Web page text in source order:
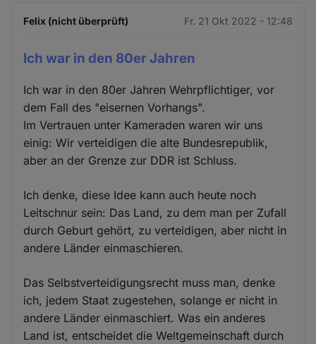
Felix (nicht überprüft) Fr. 21 Okt 2022 - 12:48
Ich war in den 80er Jahren
Ich war in den 80er Jahren Wehrpflichtiger, vor
dem Fall des "eisernen Vorhangs".
Im Vertrauen unter Kameraden waren wir uns
einig: Wir verteidigen die alte Bundesrepublik,
aber an der Grenze zur DDR ist Schluss.
Ich denke, diese Idee kann auch heute noch
Leitschnur sein: Das Land, zu dem man per Zufall
durch Geburt gehört, zu verteidigen, aber nicht in
andere Länder einmaschieren.
Das Selbstverteidigungsrecht muss man, denke
ich, jedem Staat zugestehen, solange er nicht in
andere Länder einmaschiert. Was ein anderes
Land ist, entscheidet die Weltgemeinschaft durch